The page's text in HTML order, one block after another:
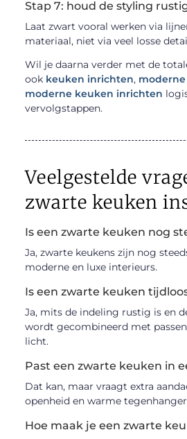
Stap 7: houd de styling
Laat zwart vooral werken via
materiaal, niet via veel losse
Wil je daarna verder met de
ook keuken inrichten,
moderne keuken inrichten
vervolgstappen.
Veelgestelde
zwarte keuken
Is een zwarte keuken nog
Ja, zwarte keukens zijn nog
moderne en luxe interieurs.
Is een zwarte keuken
Ja, mits de indeling rustig is en
wordt gecombineerd met
licht.
Past een zwarte keuken in
Dat kan, maar vraagt extra
openheid en warme
Hoe maak je een zwarte